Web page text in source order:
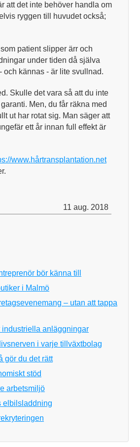
att det inte behöver handla om
ryggen till huvudet också;
patient slipper ärr och
under tiden då själva
och kännas - är lite svullnad.
Skulle det vara så att du inte
Men, du får räkna med
ut har rotat sig. Man säger att
ett år innan full effekt är
www.hårtransplantation.net
11 aug. 2018
bör känna till
i Malmö
– utan att tappa
anläggningar
i varje tillväxtbolag
gör du det rätt
stöd
arbetsmiljö
elbilsladdning